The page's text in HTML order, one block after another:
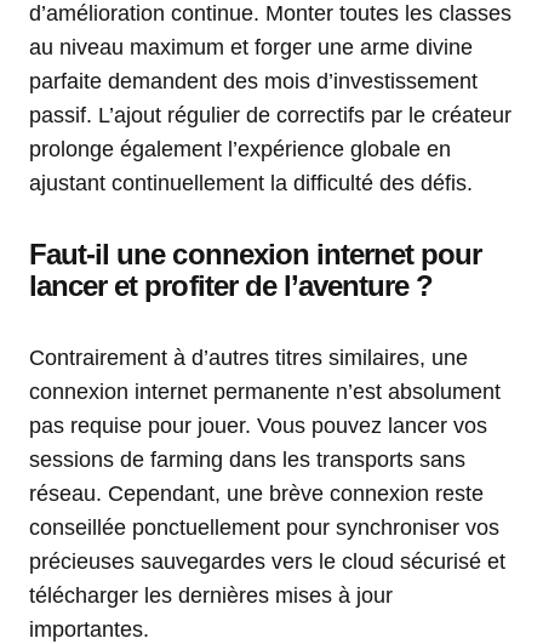
d’amélioration continue. Monter toutes les classes
au niveau maximum et forger une arme divine
parfaite demandent des mois d’investissement
passif. L’ajout régulier de correctifs par le créateur
prolonge également l’expérience globale en
ajustant continuellement la difficulté des défis.
Faut-il une connexion internet pour
lancer et profiter de l’aventure ?
Contrairement à d’autres titres similaires, une
connexion internet permanente n’est absolument
pas requise pour jouer. Vous pouvez lancer vos
sessions de farming dans les transports sans
réseau. Cependant, une brève connexion reste
conseillée ponctuellement pour synchroniser vos
précieuses sauvegardes vers le cloud sécurisé et
télécharger les dernières mises à jour
importantes.